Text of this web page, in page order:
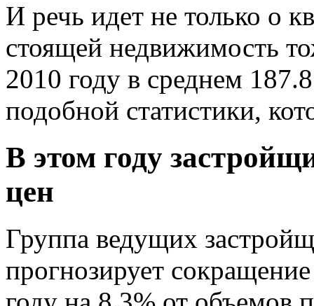
И речь идет не только о
стоящей недвижимость
2010 году в среднем
подобной статистики,
В этом году
цен
Группа ведущих
прогнозирует